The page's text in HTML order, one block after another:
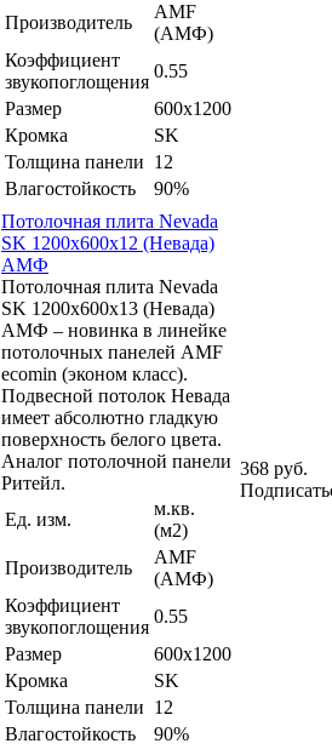
Производитель
AMF
(АМФ)
Коэффициент
звукопоглощения
0.55
Размер
600x1200
Кромка
SK
Толщина панели 12
Влагостойкость
90%
Потолочная плита Nevada
SK 1200x600x12 (Невада)
АМФ
Потолочная плита Nevada
SK 1200x600x13 (Невада)
АМФ – новинка в линейке
потолочных панелей AMF
ecomin (эконом класс).
Подвесной потолок Невада
имеет абсолютно гладкую
поверхность белого цвета.
Аналог потолочной панели
Ритейл.
Ед. изм.
м.кв.
(м2)
Производитель
AMF
(АМФ)
Коэффициент
звукопоглощения
0.55
Размер
600x1200
Кромка
SK
Толщина панели 12
Влагостойкость
90%
368 руб.